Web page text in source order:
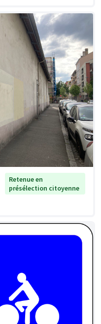
Retenue en
présélection citoyenne